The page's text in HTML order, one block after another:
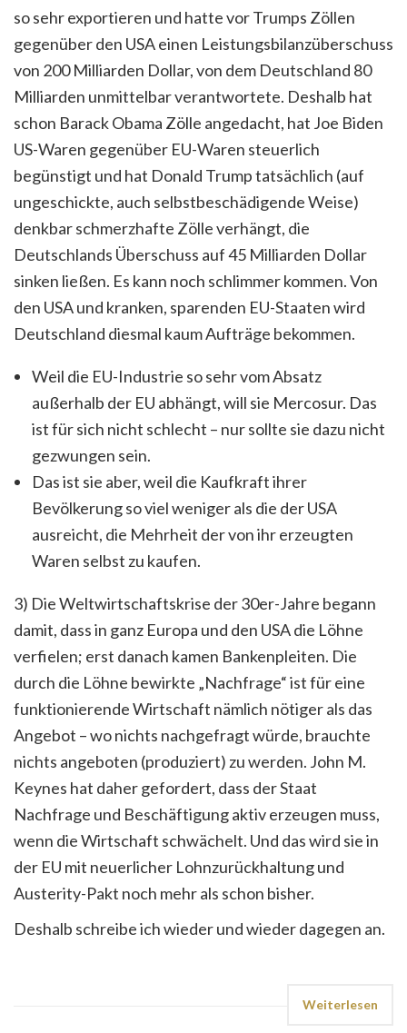
so sehr exportieren und hatte vor Trumps Zöllen
gegenüber den USA einen Leistungsbilanzüberschuss
von 200 Milliarden Dollar, von dem Deutschland 80
Milliarden unmittelbar verantwortete. Deshalb hat
schon Barack Obama Zölle angedacht, hat Joe Biden
US-Waren gegenüber EU-Waren steuerlich
begünstigt und hat Donald Trump tatsächlich (auf
ungeschickte, auch selbstbeschädigende Weise)
denkbar schmerzhafte Zölle verhängt, die
Deutschlands Überschuss auf 45 Milliarden Dollar
sinken ließen. Es kann noch schlimmer kommen. Von
den USA und kranken, sparenden EU-Staaten wird
Deutschland diesmal kaum Aufträge bekommen.
Weil die EU-Industrie so sehr vom Absatz
außerhalb der EU abhängt, will sie Mercosur. Das
ist für sich nicht schlecht – nur sollte sie dazu nicht
gezwungen sein.
Das ist sie aber, weil die Kaufkraft ihrer
Bevölkerung so viel weniger als die der USA
ausreicht, die Mehrheit der von ihr erzeugten
Waren selbst zu kaufen.
3) Die Weltwirtschaftskrise der 30er-Jahre begann
damit, dass in ganz Europa und den USA die Löhne
verfielen; erst danach kamen Bankenpleiten. Die
durch die Löhne bewirkte „Nachfrage“ ist für eine
funktionierende Wirtschaft nämlich nötiger als das
Angebot – wo nichts nachgefragt würde, brauchte
nichts angeboten (produziert) zu werden. John M.
Keynes hat daher gefordert, dass der Staat
Nachfrage und Beschäftigung aktiv erzeugen muss,
wenn die Wirtschaft schwächelt. Und das wird sie in
der EU mit neuerlicher Lohnzurückhaltung und
Austerity-Pakt noch mehr als schon bisher.
Deshalb schreibe ich wieder und wieder dagegen an.
Weiterlesen